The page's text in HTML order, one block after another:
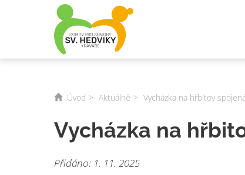
Úvod Aktuálně Vycházka na hřbitov
Vycházka na
Přidáno: 1. 11. 2025